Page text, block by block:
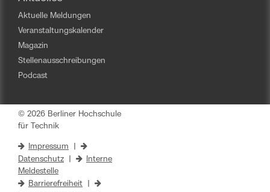
Aktuelle Meldungen
Veranstaltungskalender
Magazin
Stellenausschreibungen
Podcast
© 2026 Berliner Hochschule
für Technik
Impressum
Datenschutz
Interne
Meldestelle
Barrierefreiheit